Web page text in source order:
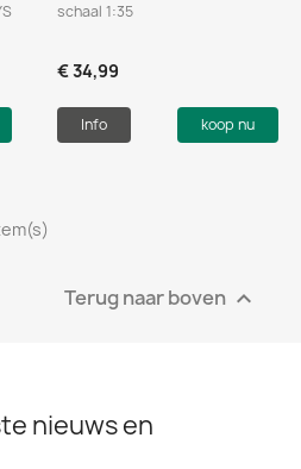
schaal 1:35
€ 34,99
Info koop nu
Terug naar boven 
nieuws en